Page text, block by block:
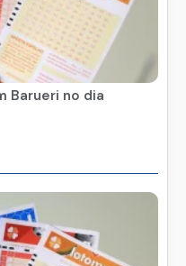
Barueri no dia